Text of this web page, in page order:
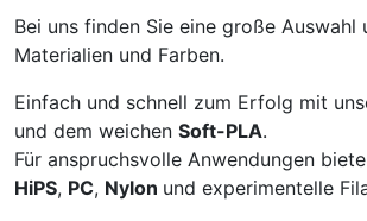
Bei uns finden Sie eine große Auswahl
Materialien und Farben.
Einfach und schnell zum Erfolg mit
und dem weichen Soft-PLA.
Für anspruchsvolle Anwendungen
HiPS, PC, Nylon und experimentelle